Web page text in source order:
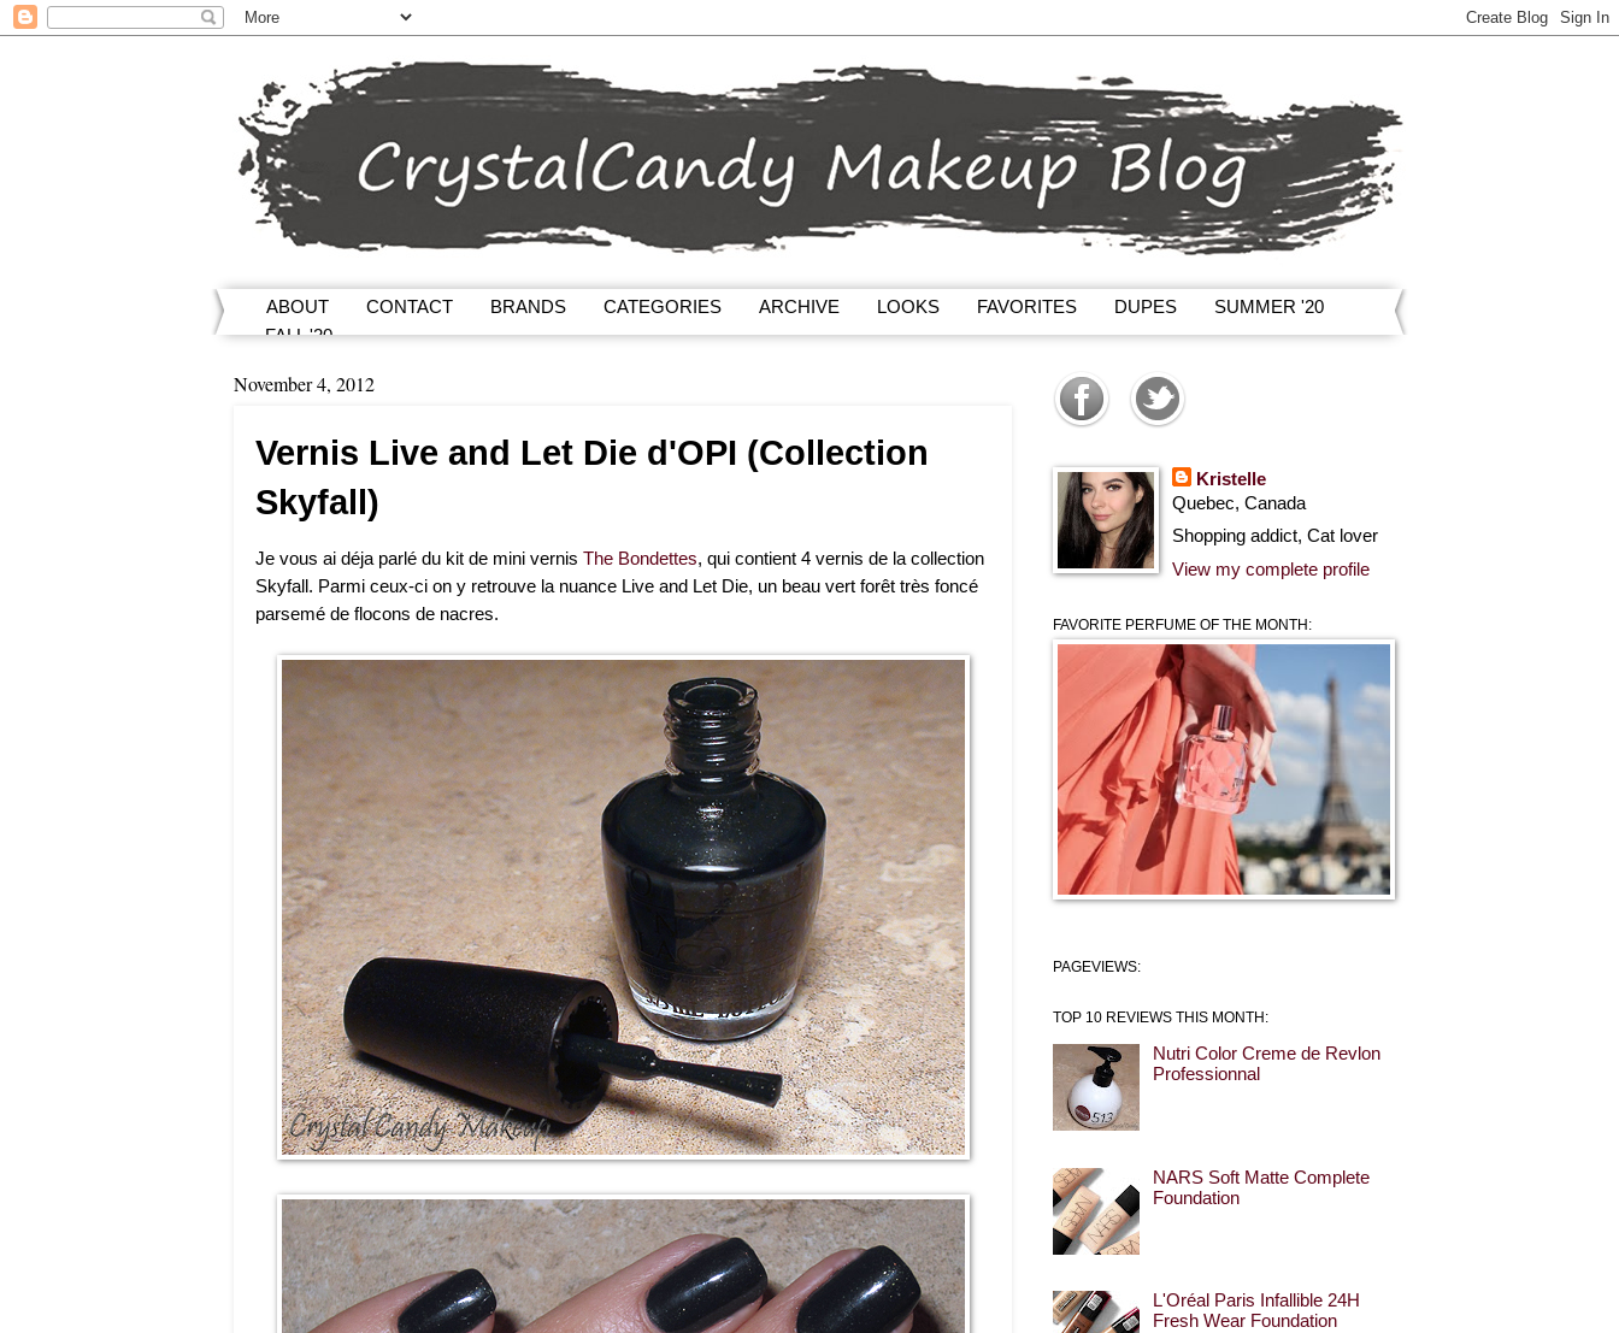
ABOUT CONTACT BRANDS CATEGORIES ARCHIVE LOOKS FAVORITES DUPES
SUMMER '20
FALL '20
November 4, 2012
Vernis Live and Let Die d'OPI (Collection
Skyfall)
Je vous ai déja parlé du kit de mini vernis The Bondettes, qui contient 4 vernis de la collection
Skyfall. Parmi ceux-ci on y retrouve la nuance Live and Let Die, un beau vert forêt très foncé
parsemé de flocons de nacres.
Kristelle
Quebec, Canada
Shopping addict, Cat lover
View my complete profile
FAVORITE PERFUME OF THE MONTH:
PAGEVIEWS:
TOP 10 REVIEWS THIS MONTH:
Nutri Color Creme de Revlon
Professionnal
NARS Soft Matte Complete
Foundation
L'Oréal Paris Infallible 24H
Fresh Wear Foundation